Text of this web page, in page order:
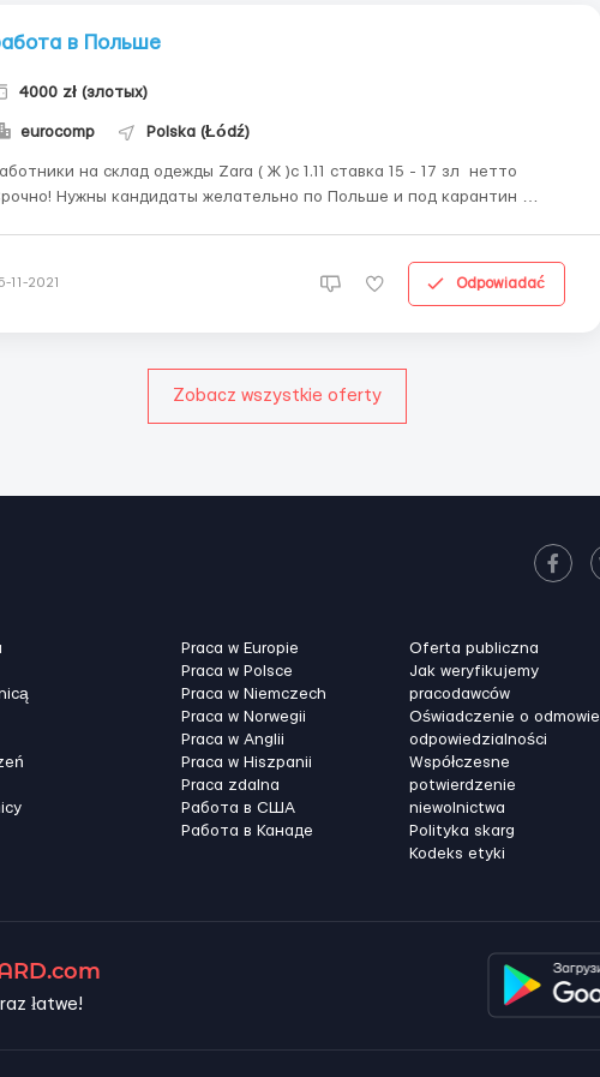
в Польше
4000 zł (злотых)
eurocomp Polska (Łódź)
на склад одежды Zara ( Ж )с 1.11 ставка 15 - 17 зл нетто
Нужны кандидаты желательно по Польше и под карантин
- Peeking – работник со сканером при...
11-2021 Odpowiadać
Zobacz wszystkie oferty
Praca w Europie
Praca w Polsce
Praca w Niemczech
Praca w Norwegii
Praca w Anglii
Praca w Hiszpanii
Praca zdalna
Работа в США
Работа в Канадe
Oferta publiczna
Jak weryfikujemy
pracodawców
Oświadczenie o odmowie
odpowiedzialności
Współczesne
potwierdzenie
niewolnictwa
Polityka skarg
Kodeks etyki
łatwe!